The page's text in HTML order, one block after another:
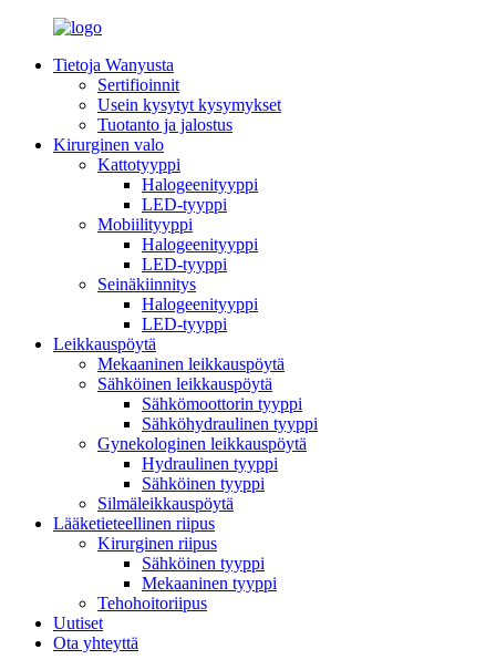
Tietoja Wanyusta
Sertifioinnit
Usein kysytyt kysymykset
Tuotanto ja jalostus
Kirurginen valo
Kattotyyppi
Halogeenityyppi
LED-tyyppi
Mobiilityyppi
Halogeenityyppi
LED-tyyppi
Seinäkiinnitys
Halogeenityyppi
LED-tyyppi
Leikkauspöytä
Mekaaninen leikkauspöytä
Sähköinen leikkauspöytä
Sähkömoottorin tyyppi
Sähköhydraulinen tyyppi
Gynekologinen leikkauspöytä
Hydraulinen tyyppi
Sähköinen tyyppi
Silmäleikkauspöytä
Lääketieteellinen riipus
Kirurginen riipus
Sähköinen tyyppi
Mekaaninen tyyppi
Tehohoitoriipus
Uutiset
Ota yhteyttä